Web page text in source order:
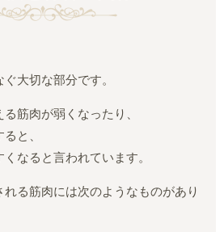
ぐ大切な部分です。
筋肉が弱くなったり、
と、
なると言われています。
る筋肉には次のようなものがあり